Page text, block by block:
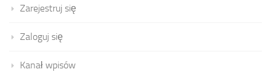
Zarejestruj się
Zaloguj się
Kanał wpisów